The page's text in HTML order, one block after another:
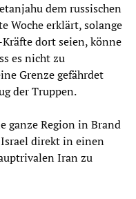
dem russischen
Woche erklärt, solange
dort seien, könne
es nicht zu
Grenze gefährdet
der Truppen.
ganze Region in Brand
direkt in einen
Iran zu